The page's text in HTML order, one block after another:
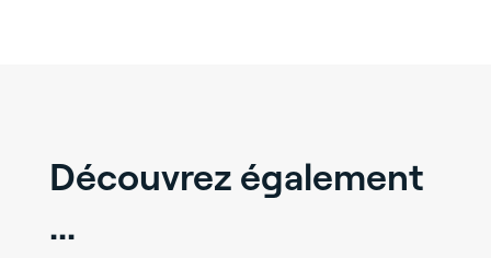
Découvrez également
...